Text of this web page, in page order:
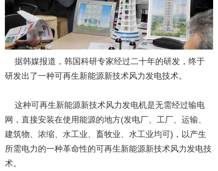
据韩媒报道，韩国科研专家经过二十年的研发，终于
研发出了一种可再生新能源新技术风力发电技术。
这种可再生新能源新技术风力发电机是无需经过输电
网，直接安装在使用能源的地方(发电厂、工厂、运输、
建筑物、浓缩、水工业、畜牧业、水工业均可)，以产生
所需电力的一种革命性的可再生新能源新技术风力发电技
术。